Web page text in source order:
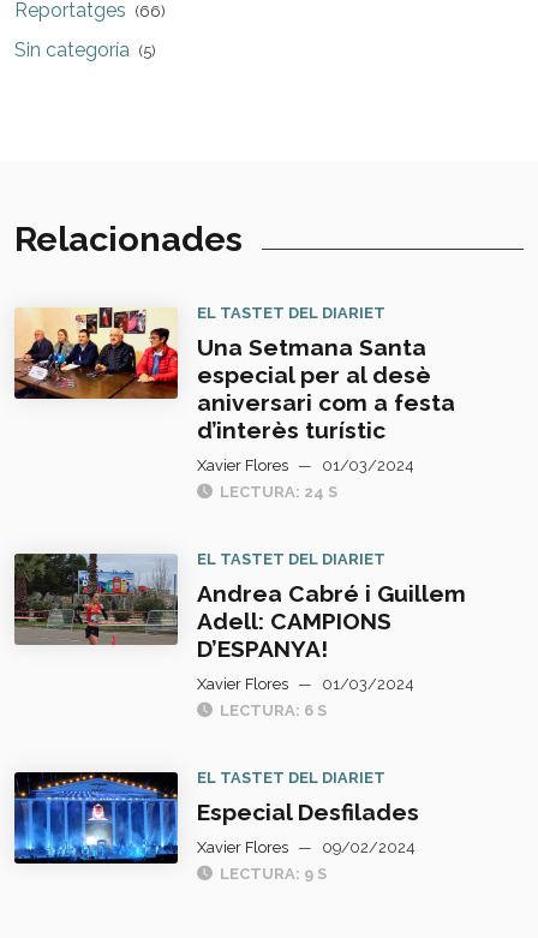
Reportatges (66)
Sin categoría (5)
Relacionades
EL TASTET DEL DIARIET
Una Setmana Santa
especial per al desè
aniversari com a festa
d’interès turístic
Xavier Flores —
01/03/2024
LECTURA: 24 S
EL TASTET DEL DIARIET
Andrea Cabré i Guillem
Adell: CAMPIONS
D’ESPANYA!
Xavier Flores —
01/03/2024
LECTURA: 6 S
EL TASTET DEL DIARIET
Especial Desfilades
Xavier Flores —
09/02/2024
LECTURA: 9 S